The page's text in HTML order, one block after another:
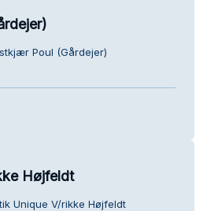
Poul (Gårdejer)
Højfeldt
Unique V/rikke Højfeldt